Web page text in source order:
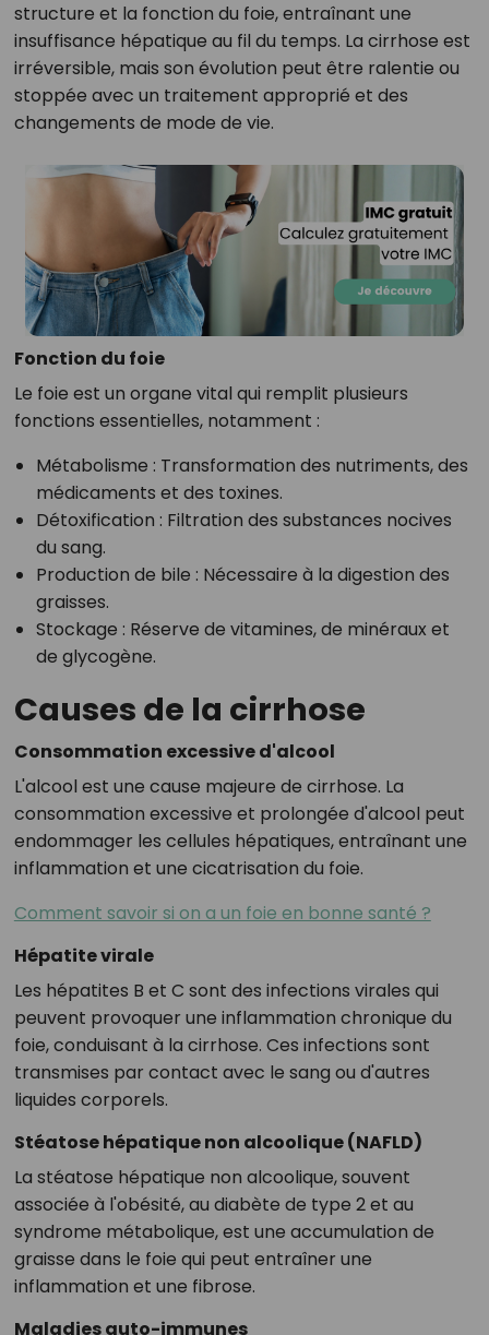
structure et la fonction du foie, entraînant une
insuffisance hépatique au fil du temps. La cirrhose est
irréversible, mais son évolution peut être ralentie ou
stoppée avec un traitement approprié et des
changements de mode de vie.
Fonction du foie
Le foie est un organe vital qui remplit plusieurs
fonctions essentielles, notamment :
Métabolisme : Transformation des nutriments, des
médicaments et des toxines.
Détoxification : Filtration des substances nocives
du sang.
Production de bile : Nécessaire à la digestion des
graisses.
Stockage : Réserve de vitamines, de minéraux et
de glycogène.
Causes de la cirrhose
Consommation excessive d'alcool
L'alcool est une cause majeure de cirrhose. La
consommation excessive et prolongée d'alcool peut
endommager les cellules hépatiques, entraînant une
inflammation et une cicatrisation du foie.
Comment savoir si on a un foie en bonne santé ?
Hépatite virale
Les hépatites B et C sont des infections virales qui
peuvent provoquer une inflammation chronique du
foie, conduisant à la cirrhose. Ces infections sont
transmises par contact avec le sang ou d'autres
liquides corporels.
Stéatose hépatique non alcoolique (NAFLD)
La stéatose hépatique non alcoolique, souvent
associée à l'obésité, au diabète de type 2 et au
syndrome métabolique, est une accumulation de
graisse dans le foie qui peut entraîner une
inflammation et une fibrose.
Maladies auto-immunes